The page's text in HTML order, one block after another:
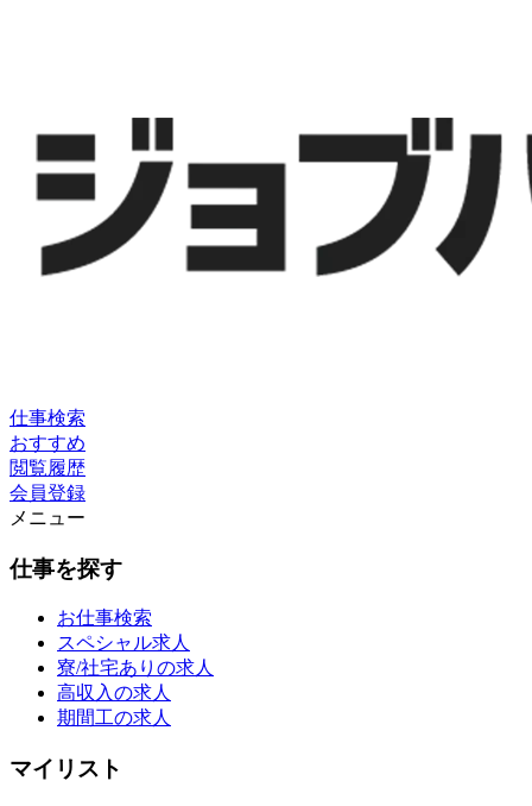
仕事検索
おすすめ
閲覧履歴
会員登録
メニュー
仕事を探す
お仕事検索
スペシャル求人
寮/社宅ありの求人
高収入の求人
期間工の求人
マイリスト